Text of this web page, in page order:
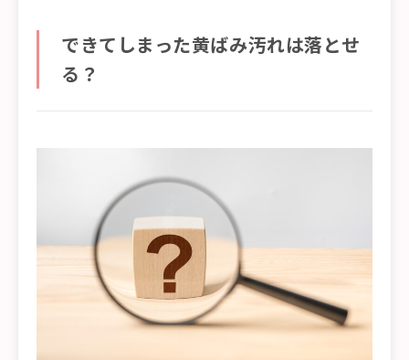
できてしまった黄ばみ汚れは落とせ
る？